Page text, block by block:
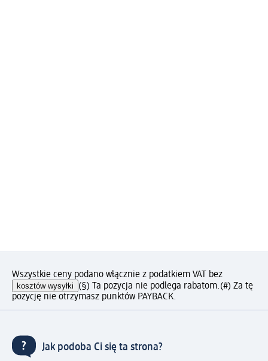
Wszystkie ceny podano włącznie z podatkiem VAT bez
kosztów wysyłki (§) Ta pozycja nie podlega rabatom.(#) Za tę
pozycję nie otrzymasz punktów PAYBACK.
Jak podoba Ci się ta strona?